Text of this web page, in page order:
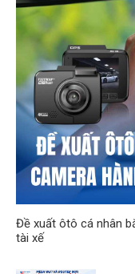
Đề xuất ôtô cá nhân
tài xế